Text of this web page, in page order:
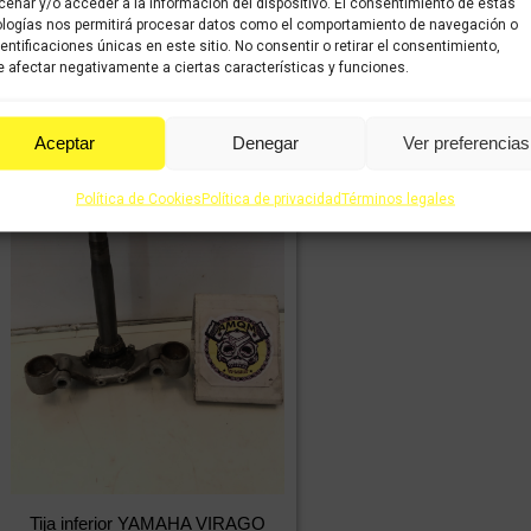
nos permitirá procesar datos como el comportamiento de navegación o
únicas en este sitio. No consentir o retirar el consentimiento,
afectar negativamente a ciertas características y funciones.
Aceptar Denegar Ver preferencias
Política de CookiesPolítica de privacidadTérminos legales
Comprar Comprar
Tija inferior YAMAHA VIRAGO